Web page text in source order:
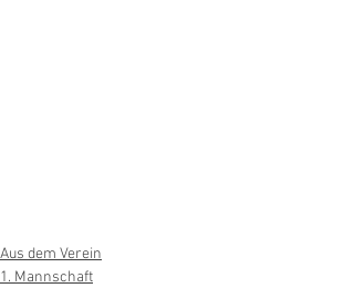
Aus dem Verein
1. Mannschaft